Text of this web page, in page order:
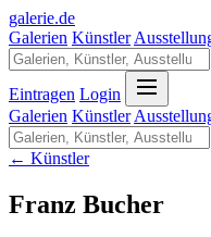
galerie.de
Galerien Künstler
Eintragen Login
Galerien Künstler
← Künstler
Franz Bucher